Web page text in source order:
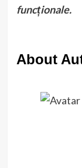
funcționale.
About